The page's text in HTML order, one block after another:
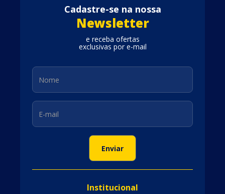
Cadastre-se na nossa
Newsletter
e receba ofertas
exclusivas por e-mail
Institucional